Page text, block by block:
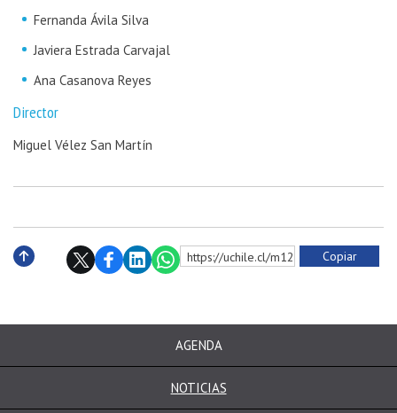
Fernanda Ávila Silva
Javiera Estrada Carvajal
Ana Casanova Reyes
Director
Miguel Vélez San Martín
https://uchile.cl/m128373 Copiar
AGENDA
NOTICIAS